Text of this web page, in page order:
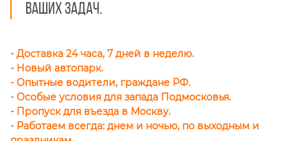
ваших задач.
- Доставка 24 часа, 7 дней в неделю.
- Новый автопарк.
- Опытные водители, граждане РФ.
- Особые условия для запада Подмосковья.
- Пропуск для въезда в Москву.
- Работаем всегда: днем и ночью, по выходным и